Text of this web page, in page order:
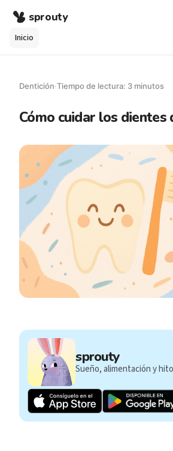
sprouty
Inicio
Dentición·Tiempo de lectura: 3 minutos
Cómo cuidar los dientes
sprouty
Sueño, alimentación y